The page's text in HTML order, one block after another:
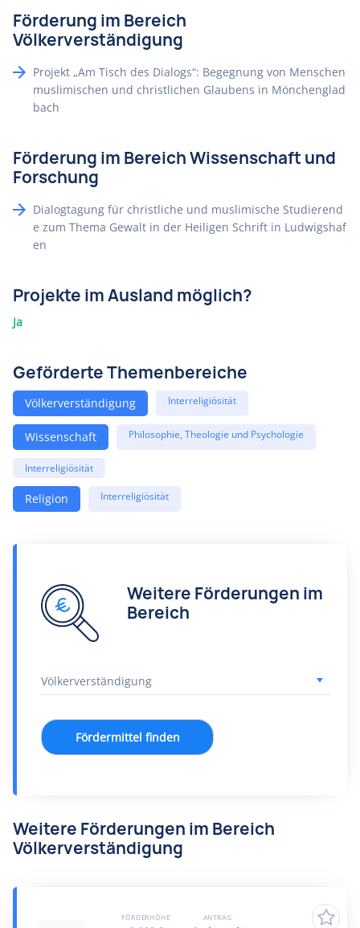
Förderung im Bereich
Völkerverständigung
Projekt „Am Tisch des Dialogs“: Begegnung von Menschen
muslimischen und christlichen Glaubens in Mönchenglad
bach
Förderung im Bereich Wissenschaft und
Forschung
Dialogtagung für christliche und muslimische Studierend
e zum Thema Gewalt in der Heiligen Schrift in Ludwigshaf
en
Projekte im Ausland möglich?
Ja
Geförderte Themenbereiche
Völkerverständigung Interreligiösität
Wissenschaft Philosophie, Theologie und Psychologie
Interreligiösität
Religion Interreligiösität
Weitere Förderungen im
Bereich
Fördermittel finden
Weitere Förderungen im Bereich
Völkerverständigung
FÖRDERHÖHE ANTRAG